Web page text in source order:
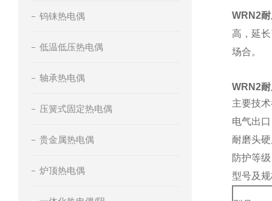
钨铼热电偶
低温低压热电偶
轴承热电偶
压簧式固定热电偶
贵金属热电偶
炉顶热电偶
WRN2
高，延
场合。
WRN2
主要技
电气出
耐磨头
防护等
型号及